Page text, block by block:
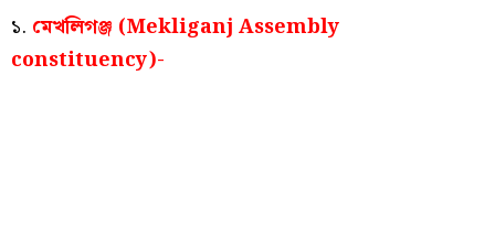
১. মেখলিগঞ্জ (Mekliganj Assembly
constituency)-